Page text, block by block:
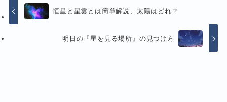
恒星と星雲とは簡単解説、太陽はどれ？
明日の『星を見る場所』の見つけ方